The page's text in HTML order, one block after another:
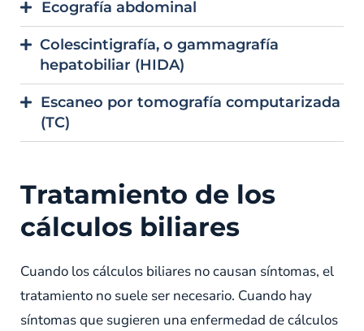
Ecografía abdominal
Colescintigrafía, o gammagrafía
hepatobiliar (HIDA)
Escaneo por tomografía computarizada
(TC)
Tratamiento de los
cálculos biliares
Cuando los cálculos biliares no causan síntomas, el
tratamiento no suele ser necesario. Cuando hay
síntomas que sugieren una enfermedad de cálculos